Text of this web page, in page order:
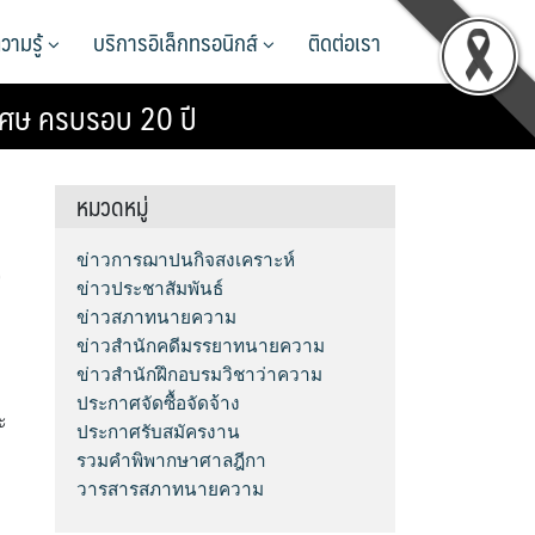
ามรู้ บริการอิเล็กทรอนิกส์ ติดต่อเรา
ษ ครบรอบ 20 ปี
หมวดหมู่
ข่าวการฌาปนกิจสงเคราะห์
ข่าวประชาสัมพันธ์
ข่าวสภาทนายความ
ข่าวสำนักคดีมรรยาทนายความ
ข่าวสำนักฝึกอบรมวิชาว่าความ
ประกาศจัดซื้อจัดจ้าง
ประกาศรับสมัครงาน
รวมคำพิพากษาศาลฎีกา
วารสารสภาทนายความ